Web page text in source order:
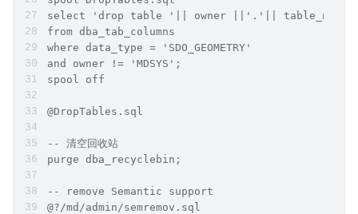
select 'drop table '|| owner ||'.'||
from dba_tab_columns
where data_type = 'SDO_GEOMETRY'
and owner != 'MDSYS';
spool off
@DropTables.sql
-- 清空回收站
purge dba_recyclebin;
-- remove Semantic support
@?/md/admin/semremov.sql